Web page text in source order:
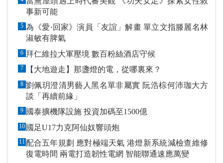
事新可能
5 為《愛·回家》演員「友誼」解畫 單立文指滕麗名林
淑敏有脾氣
6 拜仁維拉大軍壓境 數百粉絲酒店守候
7 【大地遊走】那盞燈的電，從哪裏來？
8 劉佩玥澄清男藝人黑名單非屬實 阮浩棕何沛珈大方
談「再續前緣」
9 國泰擴機隊設施 投資加碼至1500億
10 國足U17力克阿仙奴響頭炮
11 配合五年規劃 應對極端天氣 港燈新系統減檢查維修
復電時間 兩電打造韌性電網 智能聯通速應萬變